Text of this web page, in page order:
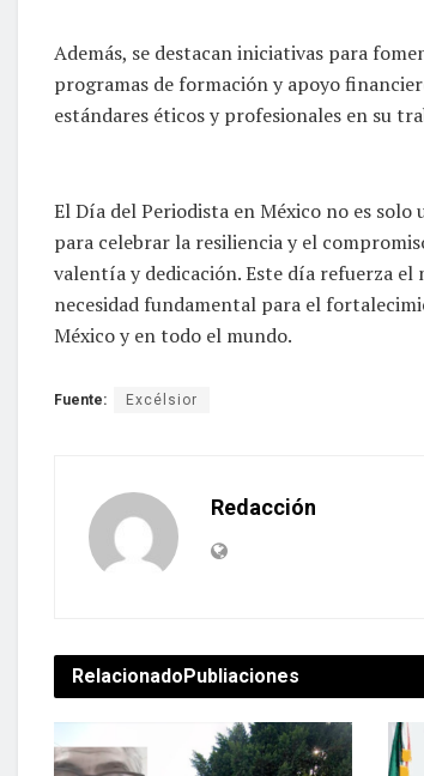
Además, se destacan iniciativas para
programas de formación y apoyo
estándares éticos y profesionales en su
El Día del Periodista en México no es
para celebrar la resiliencia y el
valentía y dedicación. Este día refuerza el
necesidad fundamental para el
México y en todo el mundo.
Fuente: Excélsior
Redacción
RelacionadoPubliaciones